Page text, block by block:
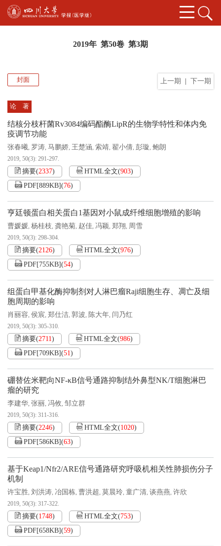
2019年 第50卷 第3期
上一期 下一期
封面
论 著
结核分枝杆菌Rv3084编码酯酶LipR的生物学特性和体内免
疫调节功能
张春曦, 罗涛, 马鹏娇, 王楚涵, 索靖, 翟小倩, 彭璇, 鲍朗
2019, 50(3): 291-297.
摘要(2337) HTML全文(903)
PDF[889KB](76)
亨廷顿蛋白相关蛋白1基因对小鼠成纤维细胞增殖的影响
曹媛媛, 杨桂枝, 龚艳菊, 赵佳, 冯颖, 郑翔, 周雪
2019, 50(3): 298-304.
摘要(2126) HTML全文(976)
PDF[755KB](54)
组蛋白甲基化酶抑制剂对人淋巴瘤Raji细胞生存、凋亡及细
胞周期的影响
肖丽容, 侯宸, 郑仕洁, 郭波, 陈大年, 闫乃红
2019, 50(3): 305-310.
摘要(2711) HTML全文(986)
PDF[709KB](51)
硼替佐米靶向NF-κB信号通路抑制结外鼻型NK/T细胞淋巴
瘤的研究
李建华, 张丽, 冯攸, 邹立群
2019, 50(3): 311-316.
摘要(2246) HTML全文(1020)
PDF[586KB](63)
基于Keap1/Nfr2/ARE信号通路研究呼吸机相关性肺损伤分子
机制
许宝胜, 刘洪涛, 冶国栋, 曹洪超, 莫晨玲, 童广清, 谈燕燕, 许欣
2019, 50(3): 317-322.
摘要(1748) HTML全文(753)
PDF[658KB](59)